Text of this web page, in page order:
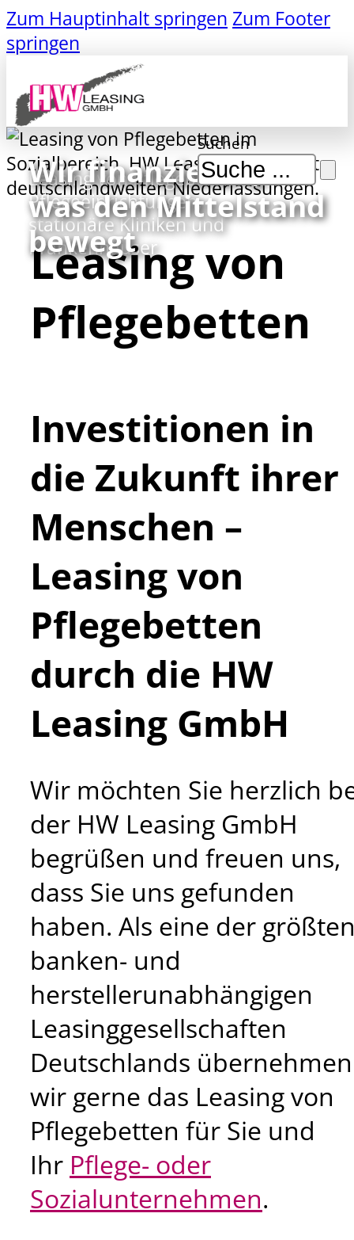
Zum Hauptinhalt springen Zum Footer
springen
Suchen
Wir finanzieren,
was den Mittelstand
bewegt
Leasing von Pflegebetten für
Pflegeeinrichtungen,
stationäre Kliniken und
Krankenhäuser
Leasing von
Pflegebetten
Investitionen in
die Zukunft ihrer
Menschen –
Leasing von
Pflegebetten
durch die HW
Leasing GmbH
Wir möchten Sie herzlich
der HW Leasing GmbH
begrüßen und freuen uns,
dass Sie uns gefunden
haben. Als eine der
banken- und
herstellerunabhängigen
Leasinggesellschaften
Deutschlands übernehmen
wir gerne das Leasing von
Pflegebetten für Sie und
Ihr Pflege- oder
Sozialunternehmen.